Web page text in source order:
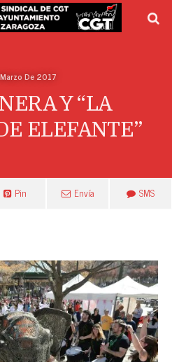
De 2017
Y “LA
ELEFANTE”
Pin Envía SMS